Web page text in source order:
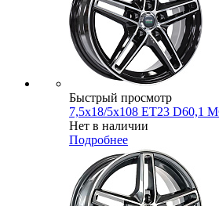
Быстрый просмотр
7,5x18/5x108 ET23 D60,1
Нет в наличии
Подробнее